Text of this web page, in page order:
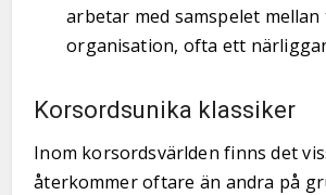
arbetar med samspelet
organisation, ofta ett
Korsordsunika klassiker
Inom korsordsvärlden finns det
återkommer oftare än andra på